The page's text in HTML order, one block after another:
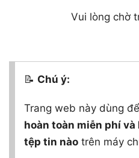
Vui lòng chờ
📝 Chú ý:
Trang web này dùng
hoàn toàn miễn phí
tệp tin nào trên máy